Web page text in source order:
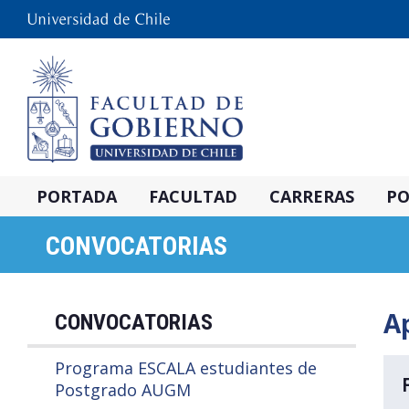
PORTADA FACULTAD CARRERAS
CONVOCATORIAS
CONVOCATORIAS
Programa ESCALA estudiantes de
Postgrado AUGM